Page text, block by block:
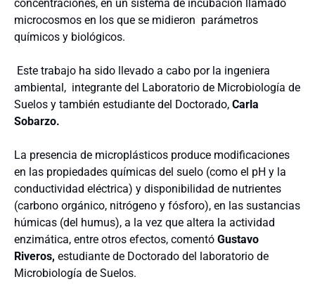
concentraciones, en un sistema de incubación llamado
microcosmos en los que se midieron parámetros
químicos y biológicos.
Este trabajo ha sido llevado a cabo por la ingeniera
ambiental, integrante del Laboratorio de Microbiología de
Suelos y también estudiante del Doctorado, Carla
Sobarzo.
La presencia de microplásticos produce modificaciones
en las propiedades químicas del suelo (como el pH y la
conductividad eléctrica) y disponibilidad de nutrientes
(carbono orgánico, nitrógeno y fósforo), en las sustancias
húmicas (del humus), a la vez que altera la actividad
enzimática, entre otros efectos, comentó Gustavo
Riveros, estudiante de Doctorado del laboratorio de
Microbiología de Suelos.